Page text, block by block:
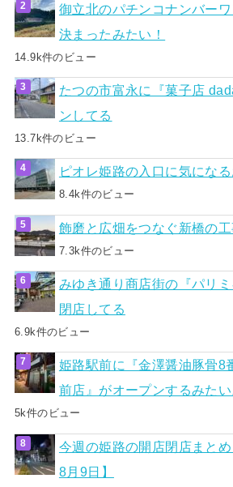
御立北のパチンコナンバー
決まったみたい！
14.9k件のビュー
たつの市富永に『菓子店
ンしてる
13.7k件のビュー
ピオレ姫路の入口に気にな
8.4k件のビュー
飾磨と広畑をつなぐ新橋の
7.3k件のビュー
みゆき通り商店街の『パリ
閉店してる
6.9k件のビュー
姫路駅前に『金澤醤油豚骨8
前店』がオープンするみたい
5k件のビュー
今週の姫路の開店閉店まと
8月9日】